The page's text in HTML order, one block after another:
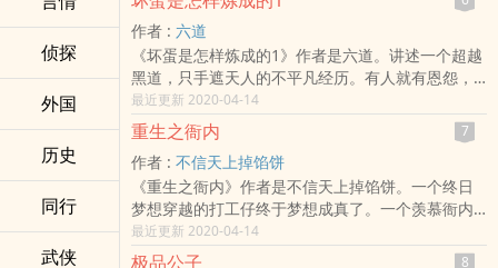
侦探
外国
历史
同行
武侠
缈阁因为人世间的各种欲望而存在，因为人心的邪
恶和善良而存在。百鬼夜行的鬼魅盛唐，其实是盛
开在人心的一朵妖异的曼陀罗。
路上混得风生水起。
作者 : 六道
《坏蛋是怎样炼成的1》作者是六道。讲述一个超越
黑道，只手遮天人的不平凡经历。有人就有恩怨，
有恩怨，就有江湖。人就是江湖，叫我怎么退出。
这是坏蛋的领域，属于坏蛋的时代。男人与男人之
间的诺言，刀与刀之间火焰，让我们一起去领略真
男儿洒血、扶剑、高歌的豪情，去欣赏逆天、叛
地、逐鹿的气概……刀出男儿必见血，人挡杀人，佛
挡杀佛~谁敢拦我宏图霸业……
最近更新 2020-04-14
重生之衙内 7
作者 : 不信天上掉馅饼
《重生之衙内》作者是不信天上掉馅饼。一个终日
梦想穿越的打工仔终于梦想成真了。一个羡慕衙内
生涯的草根阶层终于成为衙内了。一个前世穷得响
叮当的卑微小人物终于有发财的机会了。一个对官
最近更新 2020-04-14
极品公子 8